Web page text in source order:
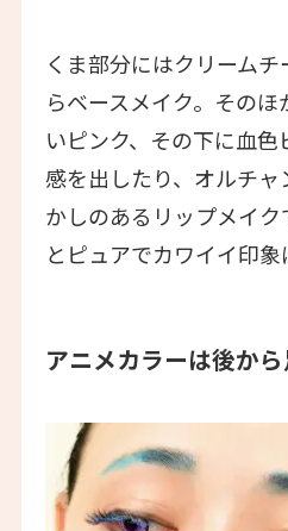
くま部分にはクリーム
らベースメイク。その
いピンク、その下に血
感を出したり、オルチ
かしのあるリップメイ
とピュアでカワイイ印象
アニメカラーは後か